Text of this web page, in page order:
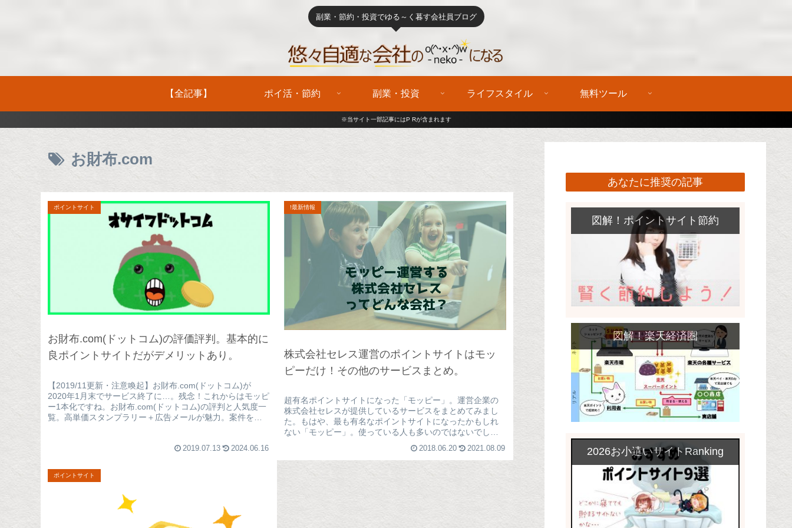
副業・節約・投資でゆる～く暮す会社員ブログ
【全記事】 ポイ活・節約 副業・投資 ライフスタイル 無料ツール
※当サイト一部記事にはP Rが含まれます
お財布.com
ポイントサイト
お財布.com(ドットコム)の評価評判。基本的に
良ポイントサイトだがデメリットあり。
【2019/11更新・注意喚起】お財布.com(ドットコム)が
2020年1月末でサービス終了に…。残念！これからはモッピ
ー1本化ですね。お財布.com(ドットコム)の評判と人気度一
覧。高単価スタンプラリー＋広告メールが魅力。案件をや
2019.07.13 2024.06.16
!最新情報
株式会社セレス運営のポイントサイトはモッ
ピーだけ！その他のサービスまとめ。
超有名ポイントサイトになった「モッピー」。運営企業の
株式会社セレスが提供しているサービスをまとめてみまし
た。もはや、最も有名なポイントサイトになったかもしれ
ない「モッピー」。使っている人も多いのではないでしょ
うか？そして、この巨大サイトを運...
2018.06.20 2021.08.09
ポイントサイト
あなたに推奨の記事
図解！ポイントサイト節約
図解！楽天経済圏
2026お小遣いサイトRanking